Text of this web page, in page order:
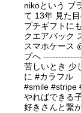
nikoという ブ
て 13年 見た
プチギフトに
クエアバック
スマホケース
プへ
苦しいとき 少
に #カラフ
#smile #stripe
やればできる
好きさんと繋